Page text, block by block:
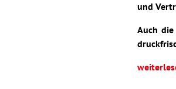
und
Auch